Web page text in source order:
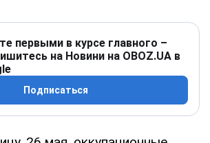
первыми в курсе главного –
на Новини на OBOZ.UA в
Подписаться